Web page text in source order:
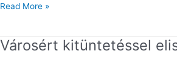
Read More »
Városért kitüntetéssel
Városért